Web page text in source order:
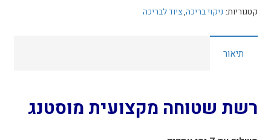
רשת
מקצועית
מוסטנג
קטגוריות: ניקוי בריכה,ציוד לבריכה
תיאור
רשת שטוחה מקצועית מוסטנג